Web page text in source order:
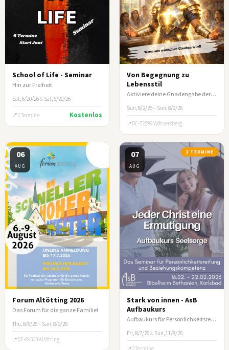
School of Life - Seminar
Hin zur Freiheit
Sat, 6/20/26& Sat, 6/20/26
2 Termine Kostenlos
Von Begegnung zu
Lebensstil
Aktiviere deine Gnadengabe der Prophetie und der Geisterunterscheidung
Sun, 8/2/26 – Sun, 8/9/26
DE-72299 Wörnersberg
06
AUG
Forum Altötting 2026
Das Forum für die ganze Familie!
Thu, 8/6/26 – Sun, 8/9/26
DE-84503 Altötting
07
AUG
2 TERMINE
Stark von innen - AsB
Aufbaukurs
Aufbaukurs für Persönlichkeitsreifung und Beziehungskompetenz
Fri, 8/7/26& Sun, 11/8/26